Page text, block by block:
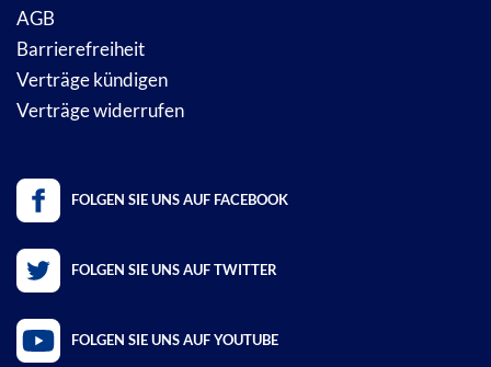
AGB
Barrierefreiheit
Verträge kündigen
Verträge widerrufen
FOLGEN SIE UNS AUF FACEBOOK
FOLGEN SIE UNS AUF TWITTER
FOLGEN SIE UNS AUF YOUTUBE